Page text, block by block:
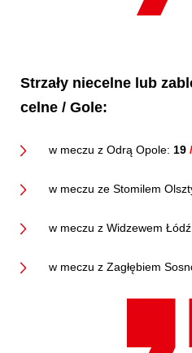
Strzały niecelne lub
celne / Gole:
w meczu z Odrą Opole: 19 /
w meczu ze Stomilem
w meczu z Widzewem
w meczu z Zagłębiem